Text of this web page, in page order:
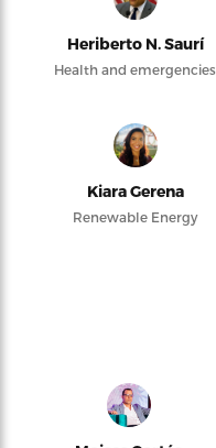
Heriberto N. Saurí
Health and emergencies
Kiara Gerena
Renewable Energy